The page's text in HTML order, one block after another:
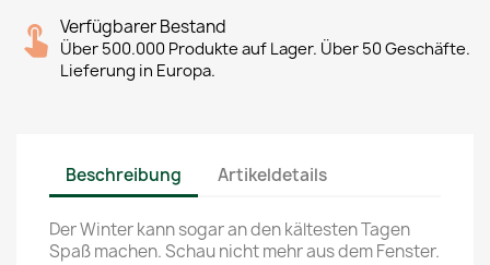
Verfügbarer Bestand
Über 500.000 Produkte auf Lager. Über 50 Geschäfte.
Lieferung in Europa.
Beschreibung Artikeldetails
Der Winter kann sogar an den kältesten Tagen
Spaß machen. Schau nicht mehr aus dem Fenster.